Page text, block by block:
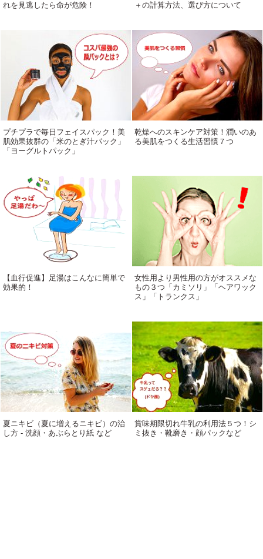
れを見逃したら命が危険！
＋の計算方法、選び方について
プチプラで毎日フェイスパック！美
肌効果抜群の「米のとぎ汁パック」
「ヨーグルトパック」
乾燥へのスキンケア対策！潤いのあ
る美肌をつくる生活習慣７つ
【血行促進】足湯はこんなに簡単で
効果的！
女性用より男性用の方がオススメな
もの３つ「カミソリ」「ヘアワック
ス」「トランクス」
夏ニキビ（夏に増えるニキビ）の治
し方 - 洗顔・あぶらとり紙 など
賞味期限切れ牛乳の利用法５つ！シ
ミ抜き・靴磨き・顔パックなど